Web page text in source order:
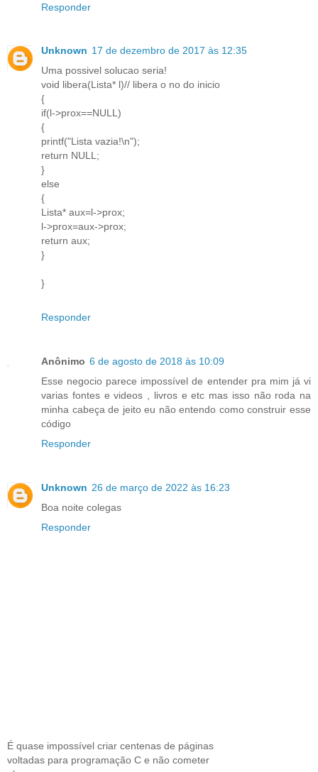
Responder
Unknown 17 de dezembro de 2017 às 12:35
Uma possivel solucao seria!
void libera(Lista* l)// libera o no do inicio
{
if(l->prox==NULL)
{
printf("Lista vazia!\n");
return NULL;
}
else
{
Lista* aux=l->prox;
l->prox=aux->prox;
return aux;
}
}
Responder
Anônimo 6 de agosto de 2018 às 10:09
Esse negocio parece impossível de entender pra mim já vi
varias fontes e videos , livros e etc mas isso não roda na
minha cabeça de jeito eu não entendo como construir esse
código
Responder
Unknown 26 de março de 2022 às 16:23
Boa noite colegas
Responder
É quase impossível criar centenas de páginas
voltadas para programação C e não cometer